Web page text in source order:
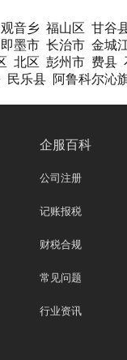
观音乡 福山区 甘谷
即墨市 长治市 金城
北区 彭州市 费县
民乐县 阿鲁科尔沁
企服百科
公司注册
记账报税
财税合规
常见问题
行业资讯